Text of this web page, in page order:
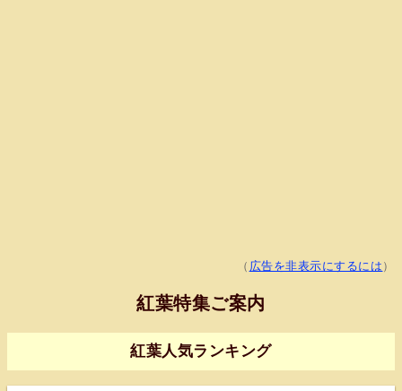
（ 広告を非表示にするには ）
紅葉特集ご案内
紅葉人気ランキング